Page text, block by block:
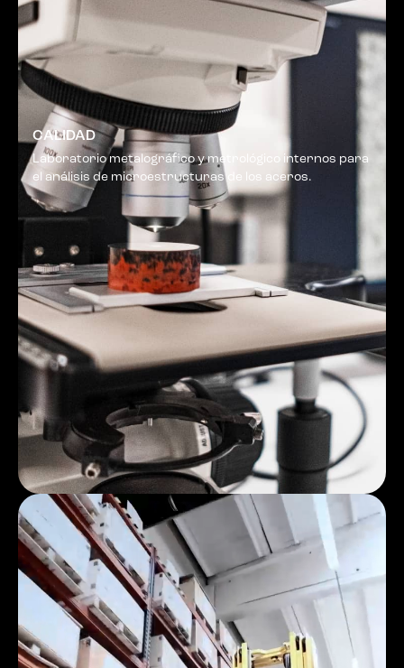
CALIDAD
Laboratorio metalográfico y metrológico internos para
el análisis de microestructuras de los aceros.